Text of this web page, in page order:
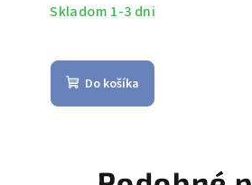
Skladom 1-3 dni
Do košíka